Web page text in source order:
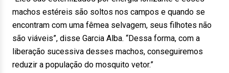
machos estéreis são soltos nos campos e quando se
encontram com uma fêmea selvagem, seus filhotes não
são viáveis”, disse Garcia Alba. “Dessa forma, com a
liberação sucessiva desses machos, conseguiremos
reduzir a população do mosquito vetor.”